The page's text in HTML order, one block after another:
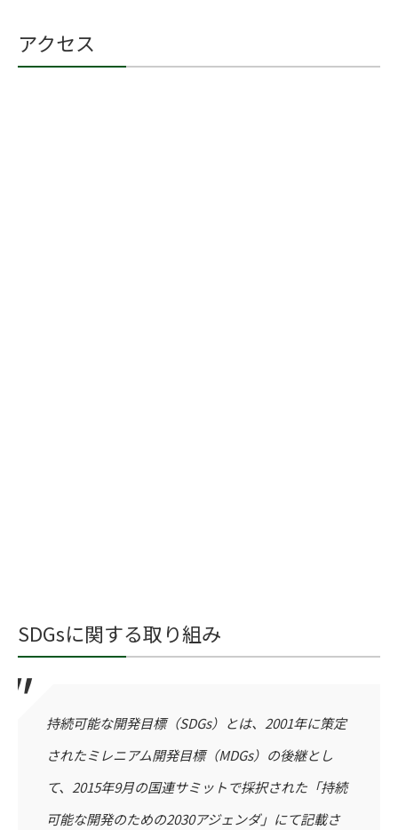
アクセス
SDGsに関する取り組み
持続可能な開発目標（SDGs）とは、2001年に策定
されたミレニアム開発目標（MDGs）の後継とし
て、2015年9月の国連サミットで採択された「持続
可能な開発のための2030アジェンダ」にて記載さ